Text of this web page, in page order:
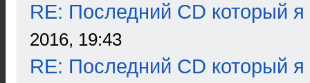
RE: Последний CD который я
2016, 19:43
RE: Последний CD который я